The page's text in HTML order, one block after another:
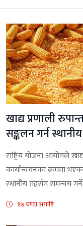
खाद्य प्रणाली
सङ्कलन गर्न
राष्ट्रिय योजना आयोगले
कार्यान्वयनका क्रममा
स्थानीय तहसँग समन्वय
१७ घण्टा अगाडि